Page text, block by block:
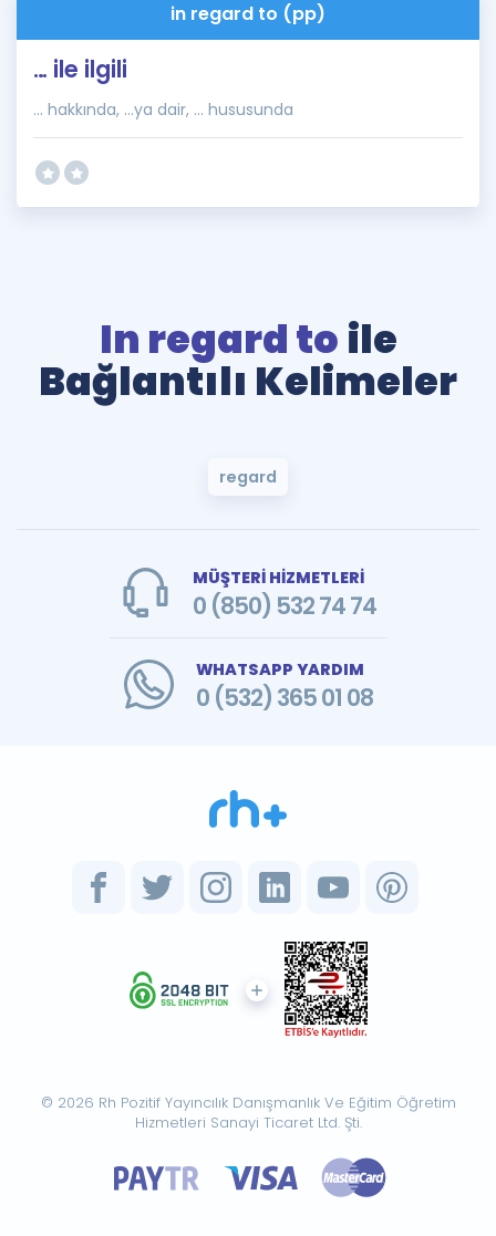
İngilizce Gramerin regard to (pp)
… ile ilgili
... hakkında, ...ya dair, ... hususunda
In regard to ile
Bağlantılı Kelimeler
regard
MÜŞTERİ HİZMETLERİ
0 (850) 532 74 74
WHATSAPP YARDIM
0 (532) 365 01 08
© 2026 Rh Pozitif Yayıncılık Danışmanlık Ve Eğitim Öğretim
Hizmetleri Sanayi Ticaret Ltd. Şti.